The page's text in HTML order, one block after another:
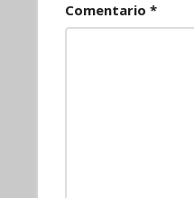
Comentario *